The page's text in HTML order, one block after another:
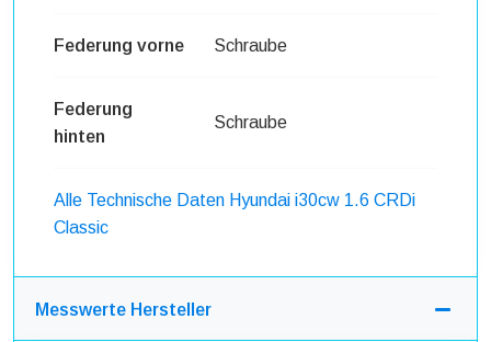
Federung vorne Schraube
Federung
hinten
Schraube
Alle Technische Daten Hyundai i30cw 1.6 CRDi
Classic
Messwerte Hersteller